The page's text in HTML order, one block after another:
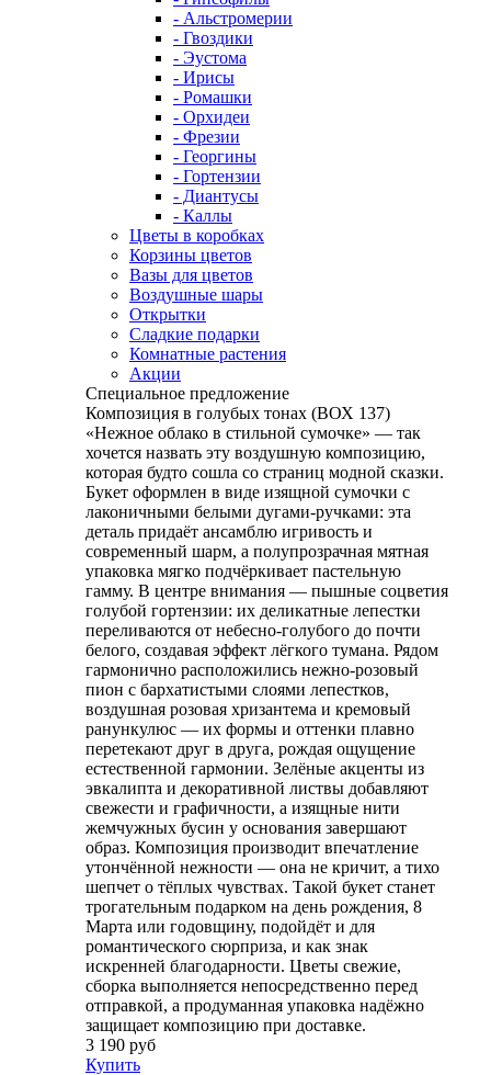
- Альстромерии
- Гвоздики
- Эустома
- Ирисы
- Ромашки
- Орхидеи
- Фрезии
- Георгины
- Гортензии
- Диантусы
- Каллы
Цветы в коробках
Корзины цветов
Вазы для цветов
Воздушные шары
Открытки
Сладкие подарки
Комнатные растения
Акции
Специальное предложение
Композиция в голубых тонах (ВОХ 137)
«Нежное облако в стильной сумочке» — так
хочется назвать эту воздушную композицию,
которая будто сошла со страниц модной сказки.
Букет оформлен в виде изящной сумочки с
лаконичными белыми дугами‑ручками: эта
деталь придаёт ансамблю игривость и
современный шарм, а полупрозрачная мятная
упаковка мягко подчёркивает пастельную
гамму. В центре внимания — пышные соцветия
голубой гортензии: их деликатные лепестки
переливаются от небесно‑голубого до почти
белого, создавая эффект лёгкого тумана. Рядом
гармонично расположились нежно‑розовый
пион с бархатистыми слоями лепестков,
воздушная розовая хризантема и кремовый
ранункулюс — их формы и оттенки плавно
перетекают друг в друга, рождая ощущение
естественной гармонии. Зелёные акценты из
эвкалипта и декоративной листвы добавляют
свежести и графичности, а изящные нити
жемчужных бусин у основания завершают
образ. Композиция производит впечатление
утончённой нежности — она не кричит, а тихо
шепчет о тёплых чувствах. Такой букет станет
трогательным подарком на день рождения, 8
Марта или годовщину, подойдёт и для
романтического сюрприза, и как знак
искренней благодарности. Цветы свежие,
сборка выполняется непосредственно перед
отправкой, а продуманная упаковка надёжно
защищает композицию при доставке.
3 190 руб
Купить